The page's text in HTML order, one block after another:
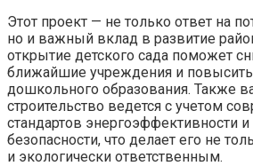
Этот проект — не только ответ на
но и важный вклад в развитие
открытие детского сада поможет
ближайшие учреждения и повысить
дошкольного образования. Также
строительство ведется с учетом
стандартов энергоэффективности
безопасности, что делает его не
и экологически ответственным.